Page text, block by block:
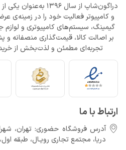
دراگون‌شاپ از سال
و کامپیوتر فعالیت خود را در زمینه‌ی
گیمینگ، سیستم‌های کامپیوتری و لوازم
بر اصالت کالا، قیمت‌گذاری منصفانه و
تجربه‌ای مطمئن و لذت‌بخش از خرید
ارتباط با ما
آدرس فروشگاه حضوری: تهران،
دريا، مجتمع تجارى رويـال، طبقه اول، واحد 110 فروشگاه